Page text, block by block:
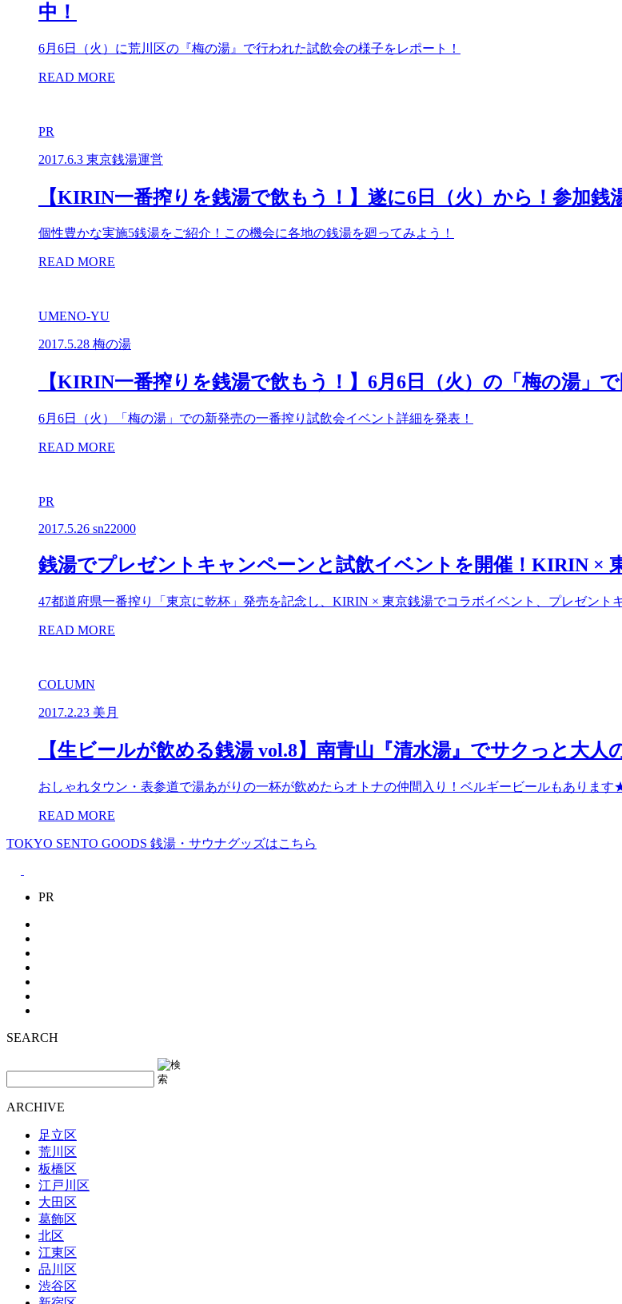
中！
6月6日（火）に荒川区の『梅の湯』で行われた試飲会の様子をレポート！
READ MORE
PR
2017.6.3 東京銭湯運営
【KIRIN一番搾りを銭湯で飲もう！】遂に6日（火）から！参加銭
個性豊かな実施5銭湯をご紹介！この機会に各地の銭湯を廻ってみよう！
READ MORE
UMENO-YU
2017.5.28 梅の湯
【KIRIN一番搾りを銭湯で飲もう！】6月6日（火）の「梅の湯」
6月6日（火）「梅の湯」での新発売の一番搾り試飲会イベント詳細を発表！
READ MORE
PR
2017.5.26 sn22000
銭湯でプレゼントキャンペーンと試飲イベントを開催！KIRIN ×
47都道府県一番搾り「東京に乾杯」発売を記念し、KIRIN × 東京銭湯でコラボイベント、プレゼント
READ MORE
COLUMN
2017.2.23 美月
【生ビールが飲める銭湯 vol.8】南青山『清水湯』でサクっと大人
おしゃれタウン・表参道で湯あがりの一杯が飲めたらオトナの仲間入り！ベルギービールもあります
READ MORE
TOKYO SENTO GOODS 銭湯・サウナグッズはこちら
PR
SEARCH
ARCHIVE
足立区
荒川区
板橋区
江戸川区
大田区
葛飾区
北区
江東区
品川区
渋谷区